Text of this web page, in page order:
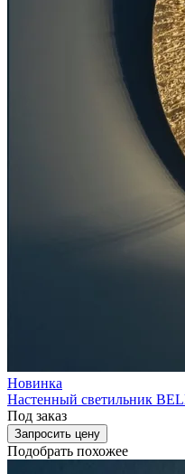
Новинка
Настенный светильник
Под заказ
Запросить цену
Подобрать похожее